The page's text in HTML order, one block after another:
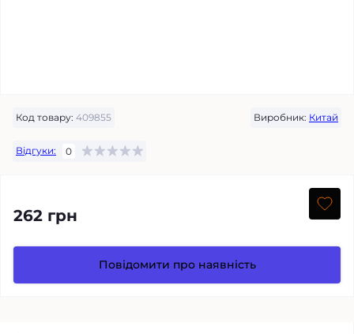
Код товару: 409855 Виробник: Китай
Відгуки: 0
262 грн
Повідомити про наявність